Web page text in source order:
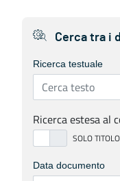
Cerca tra i
Ricerca testuale
Ricerca estesa al
Data documento